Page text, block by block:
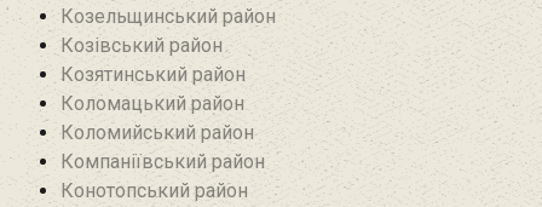
Козельщинський район
Козівський район
Козятинський район
Коломацький район
Коломийський район
Компаніївський район
Конотопський район